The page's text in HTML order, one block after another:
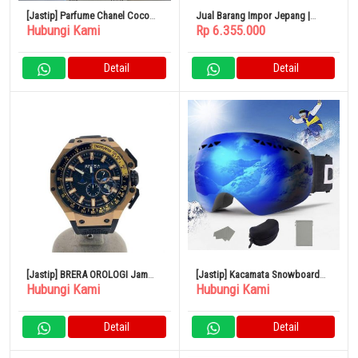
[Jastip] Parfume Chanel Coco
Mademoiselle 35ml
Hubungi Kami
Detail
Jual Barang Impor Jepang |
Penyedot Debu Robot LIMITED
Rp 6.355.000
Detail
[Jastip] BRERA OROLOGI Jam
Tangan Kuarsa Analog
Hubungi Kami
Detail
[Jastip] Kacamata Snowboard
Kacamata Ski Kacamata salju UV
Hubungi Kami
Detail